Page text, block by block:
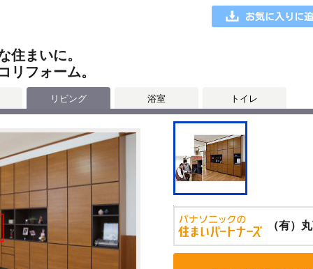
住まいに。
リフォーム。
リビング 浴室 トイレ
（有）